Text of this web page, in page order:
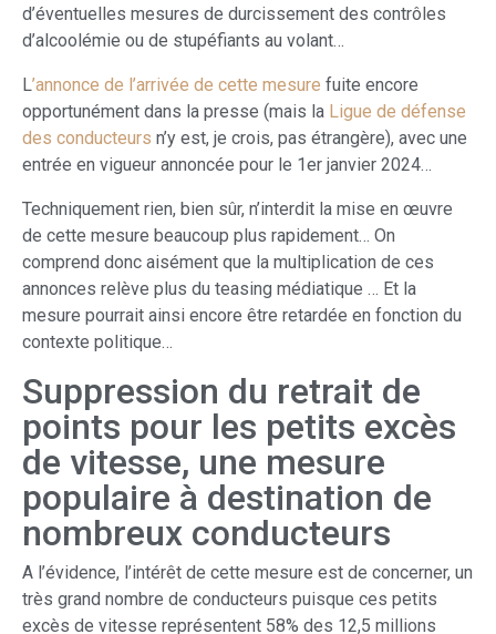
d’éventuelles mesures de durcissement des contrôles
d’alcoolémie ou de stupéfiants au volant…
L’annonce de l’arrivée de cette mesure fuite encore
opportunément dans la presse (mais la Ligue de défense
des conducteurs n’y est, je crois, pas étrangère), avec une
entrée en vigueur annoncée pour le 1er janvier 2024…
Techniquement rien, bien sûr, n’interdit la mise en œuvre
de cette mesure beaucoup plus rapidement… On
comprend donc aisément que la multiplication de ces
annonces relève plus du teasing médiatique … Et la
mesure pourrait ainsi encore être retardée en fonction du
contexte politique…
Suppression du retrait de
points pour les petits excès
de vitesse, une mesure
populaire à destination de
nombreux conducteurs
A l’évidence, l’intérêt de cette mesure est de concerner, un
très grand nombre de conducteurs puisque ces petits
excès de vitesse représentent 58% des 12,5 millions